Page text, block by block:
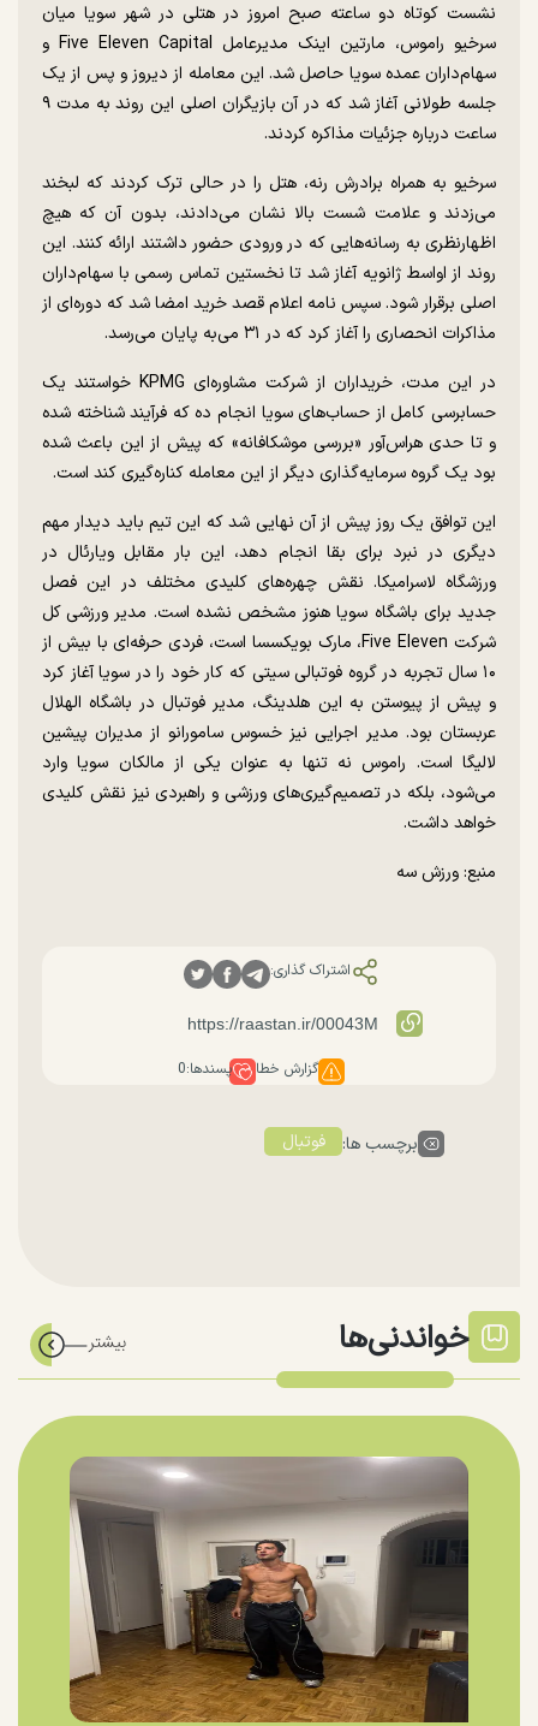
نشست کوتاه دو ساعته صبح امروز در هتلی در شهر سویا میان
سرخیو راموس، مارتین اینک مدیرعامل Five Eleven Capital و
سهام‌داران عمده سویا حاصل شد. این معامله از دیروز و پس از یک
جلسه طولانی آغاز شد که در آن بازیگران اصلی این روند به مدت ۹
ساعت درباره جزئیات مذاکره کردند.
سرخیو به همراه برادرش رنه، هتل را در حالی ترک کردند که لبخند
می‌زدند و علامت شست بالا نشان می‌دادند، بدون آن که هیچ
اظهارنظری به رسانه‌هایی که در ورودی حضور داشتند ارائه کنند. این
روند از اواسط ژانویه آغاز شد تا نخستین تماس رسمی با سهام‌داران
اصلی برقرار شود. سپس نامه اعلام قصد خرید امضا شد که دوره‌ای از
مذاکرات انحصاری را آغاز کرد که در ۳۱ می‌به پایان می‌رسد.
در این مدت، خریداران از شرکت مشاوره‌ای KPMG خواستند یک
حسابرسی کامل از حساب‌های سویا انجام ده که فرآیند شناخته شده
و تا حدی هراس‌آور «بررسی موشکافانه» که پیش از این باعث شده
بود یک گروه سرمایه‌گذاری دیگر از این معامله کناره‌گیری کند است.
این توافق یک روز پیش از آن نهایی شد که این تیم باید دیدار مهم
دیگری در نبرد برای بقا انجام دهد، این بار مقابل ویارئال در
ورزشگاه لاسرامیکا. نقش چهره‌های کلیدی مختلف در این فصل
جدید برای باشگاه سویا هنوز مشخص نشده است. مدیر ورزشی کل
شرکت Five Eleven، مارک بویکسسا است، فردی حرفه‌ای با بیش از
۱۰ سال تجربه در گروه فوتبالی سیتی که کار خود را در سویا آغاز کرد
و پیش از پیوستن به این هلدینگ، مدیر فوتبال در باشگاه الهلال
عربستان بود. مدیر اجرایی نیز خسوس سامورانو از مدیران پیشین
لالیگا است. راموس نه تنها به عنوان یکی از مالکان سویا وارد
می‌شود، بلکه در تصمیم‌گیری‌های ورزشی و راهبردی نیز نقش کلیدی
خواهد داشت.
منبع: ورزش سه
اشتراک گذاری:
گزارش خطا پسندها:0
برچسب ها: فوتبال
خواندنی‌ها